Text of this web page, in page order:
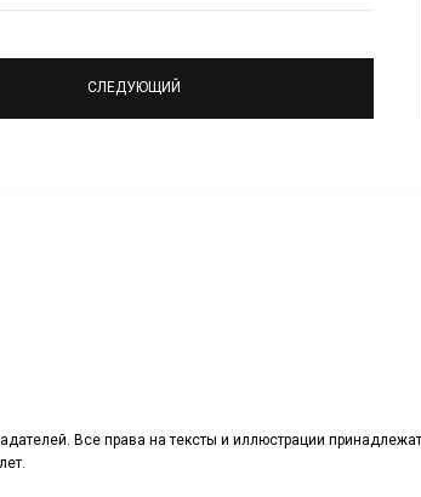
СЛЕДУЮЩИЙ
Все права на тексты и иллюстрации